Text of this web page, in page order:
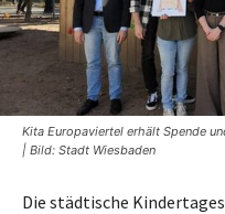
Kita Europaviertel erhält Spende
| Bild: Stadt Wiesbaden
Die städtische